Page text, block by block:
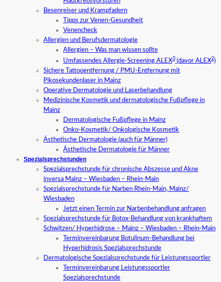
Besenreiser und Krampfadern
Tipps zur Venen-Gesundheit
Venencheck
Allergien und Berufsdermatologie
Allergien – Was man wissen sollte
Umfassendes Allergie-Screening ALEX3 (davor ALEX2)
Sichere Tattooentfernung / PMU-Entfernung mit
Pikosekundenlaser in Mainz
Operative Dermatologie und Laserbehandlung
Medizinische Kosmetik und dermatologische Fußpflege in
Mainz
Dermatologische Fußpflege in Mainz
Onko-Kosmetik/ Onkologische Kosmetik
Ästhetische Dermatologie (auch für Männer)
Ästhetische Dermatologie für Männer
Spezialsprechstunden
Spezialsprechstunde für chronische Abszesse und Akne
inversa Mainz – Wiesbaden – Rhein-Main
Spezialsprechstunde für Narben Rhein-Main, Mainz/
Wiesbaden
Jetzt einen Termin zur Narbenbehandlung anfragen
Spezialsprechstunde für Botox-Behandlung von krankhaftem
Schwitzen/ Hyperhidrose – Mainz – Wiesbaden – Rhein-Main
Terminvereinbarung Botulinum-Behandlung bei
Hyperhidrosis Spezialsprechstunde
Dermatologische Spezialsprechstunde für Leistungssportler
Terminvereinbarung Leistungssportler
Spezialsprechstunde